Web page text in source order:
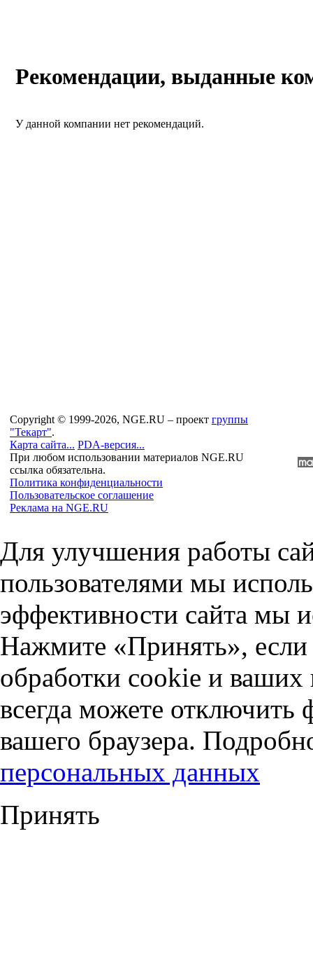
Рекомендации, выданные
У данной компании нет рекомендаций.
Copyright © 1999-2026, NGE.RU – проект группы
"Текарт".
Карта сайта... PDA-версия...
При любом использовании материалов NGE.RU
ссылка обязательна.
Политика конфиденциальности
Пользовательское соглашение
Реклама на NGE.RU
Для улучшения работы
пользователями мы
эффективности сайта мы
Нажмите «Принять», если
обработки cookie и
всегда можете отключить
вашего браузера.
персональных данных
Принять